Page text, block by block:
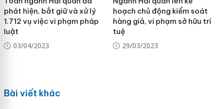
phát hiện, bắt giữ và xử lý
1.712 vụ việc vi phạm pháp
luật
03/04/2023
hoạch chủ động kiểm soát
hàng giả, vi phạm sở hữu trí
tuệ
29/03/2023
Bài viết khác